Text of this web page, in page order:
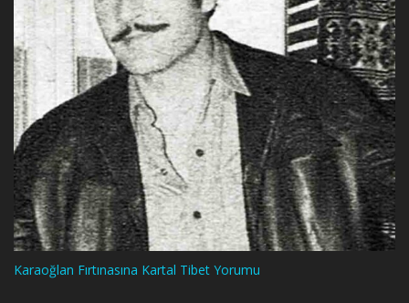
Karaoğlan Fırtınasına Kartal Tibet Yorumu